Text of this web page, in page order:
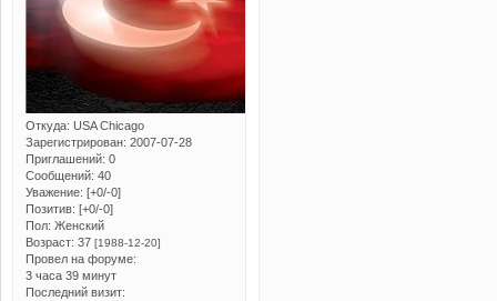
Откуда: USA Chicago
Зарегистрирован: 2007-07-28
Приглашений: 0
Сообщений: 40
Уважение: [+0/-0]
Позитив: [+0/-0]
Пол: Женский
Возраст: 37 [1988-12-20]
Провел на форуме:
3 часа 39 минут
Последний визит: